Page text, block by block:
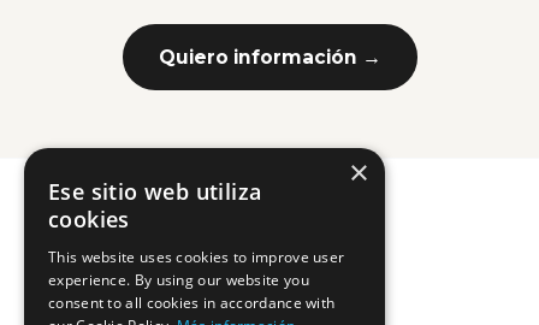
Quiero información →
×
Ese sitio web utiliza
cookies
This website uses cookies to improve user
experience. By using our website you
consent to all cookies in accordance with